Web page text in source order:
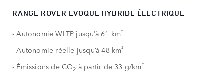
RANGE ROVER EVOQUE HYBRIDE ÉLECTRIQUE​
- Autonomie WLTP jusqu’à 61 km†​
- Autonomie réelle jusqu’à 48 km‡​
- Émissions de CO2 à partir de 33 g/km†